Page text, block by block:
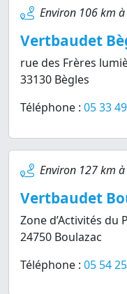
Environ 106 km
Vertbaudet
rue des Frères
33130 Bègles
Téléphone : 05 33
Environ 127 km
Vertbaudet
Zone d’Activités du
24750 Boulazac
Téléphone : 05 54